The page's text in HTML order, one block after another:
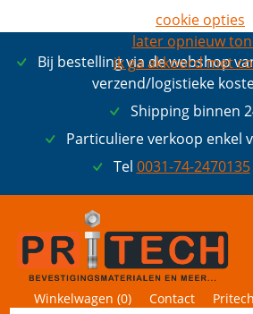
Bij bestelling via de webshop
verzend/logistieke
Shipping binnen
Particuliere verkoop enkel
Tel 0031-74-2470135
Winkelwagen (0) Contact
cookie opties
later opnieuw
ik ga akkoord met